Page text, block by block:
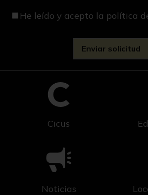
He leído y acepto la política
Cicus
Noticias